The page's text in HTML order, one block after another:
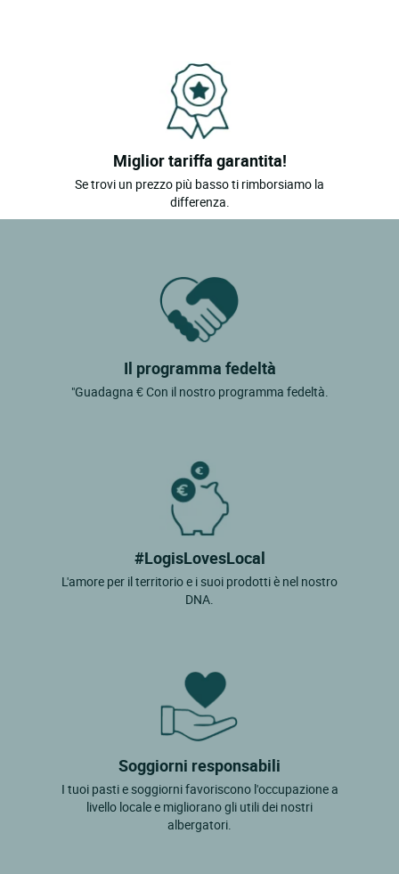
Miglior tariffa garantita!
Se trovi un prezzo più basso ti rimborsiamo la
differenza.
Il programma fedeltà
"Guadagna € Con il nostro programma fedeltà.
#LogisLovesLocal
L'amore per il territorio e i suoi prodotti è nel nostro
DNA.
Soggiorni responsabili
I tuoi pasti e soggiorni favoriscono l'occupazione a
livello locale e migliorano gli utili dei nostri
albergatori.